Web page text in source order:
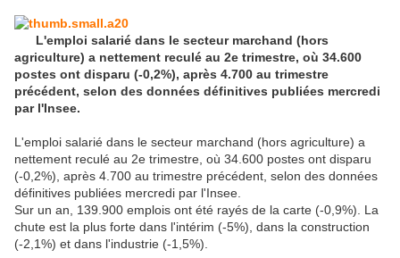
L'emploi salarié dans le secteur marchand (hors
agriculture) a nettement reculé au 2e trimestre, où 34.600
postes ont disparu (-0,2%), après 4.700 au trimestre
précédent, selon des données définitives publiées mercredi
par l'Insee.
L'emploi salarié dans le secteur marchand (hors agriculture) a
nettement reculé au 2e trimestre, où 34.600 postes ont disparu
(-0,2%), après 4.700 au trimestre précédent, selon des données
définitives publiées mercredi par l'Insee.
Sur un an, 139.900 emplois ont été rayés de la carte (-0,9%). La
chute est la plus forte dans l'intérim (-5%), dans la construction
(-2,1%) et dans l'industrie (-1,5%).